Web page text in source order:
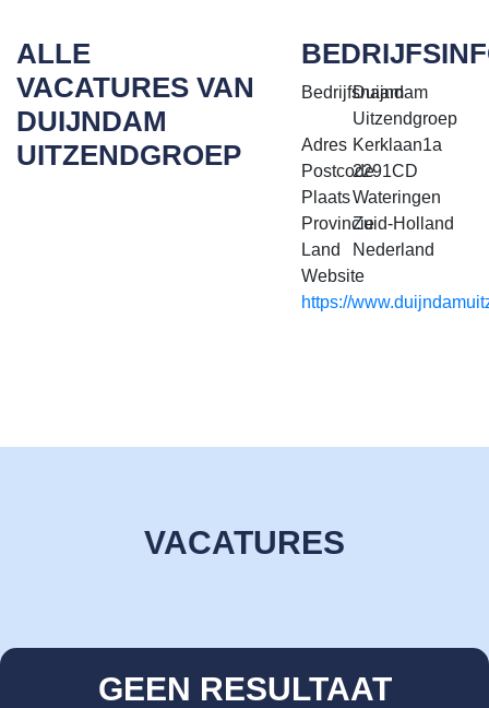
ALLE
VACATURES VAN
DUIJNDAM
UITZENDGROEP
Bedrijfsnaam
Duijndam
Uitzendgroep
Adres Kerklaan1a
Postcode2291CD
PlaatsWateringen
ProvincieZuid-Holland
Land
Nederland
Website
https://
VACATURES
GEEN RESULTAAT